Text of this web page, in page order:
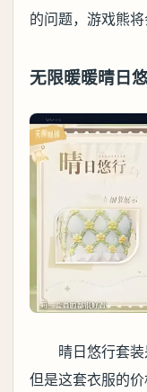
的问题，游戏熊将
无限暖暖晴日
晴日悠行套
但是这套衣服的